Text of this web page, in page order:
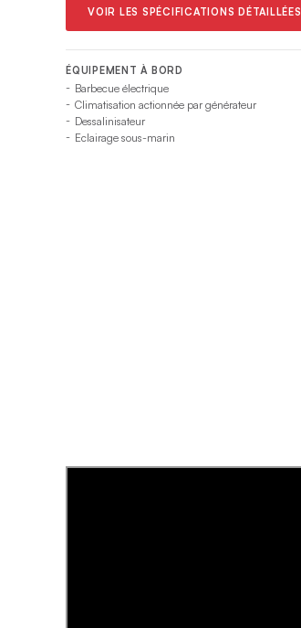
VOIR LES SPÉCIFICATIONS DÉTAILLÉES
ÉQUIPEMENT À BORD
Barbecue électrique
Climatisation actionnée par générateur
Dessalinisateur
Eclairage sous-marin